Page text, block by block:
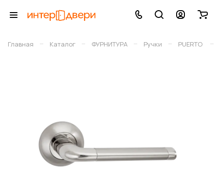
Главная – Каталог – ФУРНИТУРА – Ручки – PUERTO –